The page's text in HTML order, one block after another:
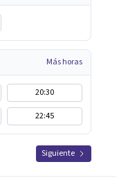
Más horas
20:30
22:45
Siguiente